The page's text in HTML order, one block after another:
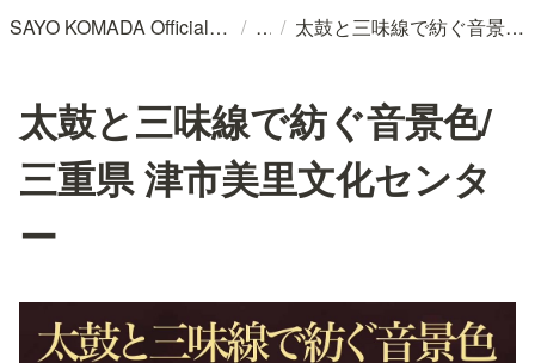
SAYO KOMADA Official WebSite / / 太鼓と三味線で紡ぐ音景色/ 三重県 津市美里文化センター
太鼓と三味線で紡ぐ音景色/
三重県 津市美里文化センタ
ー